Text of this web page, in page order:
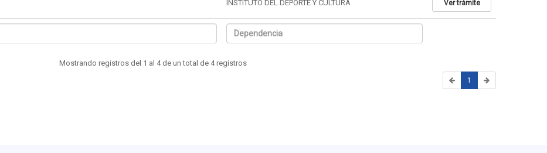
INSTITUTO DEL DEPORTE Y CULTURA Ver trámite
Mostrando registros del 1 al 4 de un total de 4 registros
1